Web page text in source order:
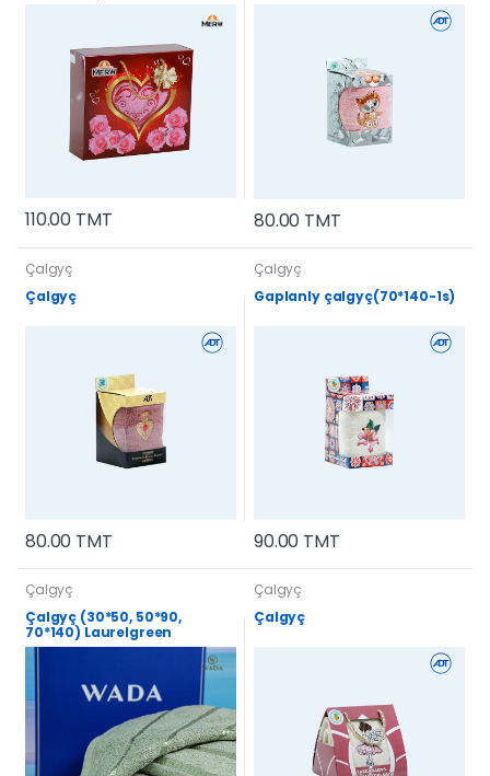
110.00 TMT 80.00 TMT
Çalgyç
Çalgyç
80.00 TMT
Çalgyç
Gaplanly çalgyç(70*140-1s)
90.00 TMT
Çalgyç
Çalgyç (30*50, 50*90,
70*140) Laurelgreen
Çalgyç
Çalgyç